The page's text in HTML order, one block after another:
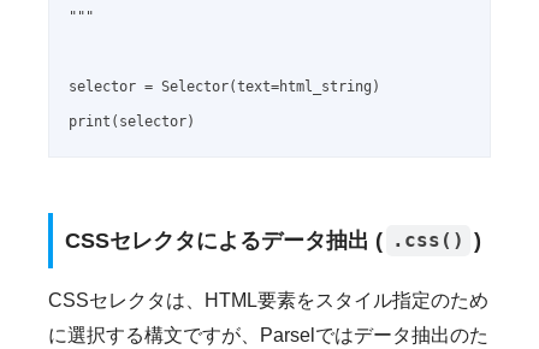
"""
selector = Selector(text=html_string)
CSSセレクタによるデータ抽出 ( .css() )
CSSセレクタは、HTML要素をスタイル指定のため
に選択する構文ですが、Parselではデータ抽出のた